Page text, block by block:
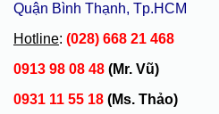
Quận Bình Thạnh, Tp.HCM
Hotline: (028) 668 21 468
0913 98 08 48 (Mr. Vũ)
0931 11 55 18 (Ms. Thảo)